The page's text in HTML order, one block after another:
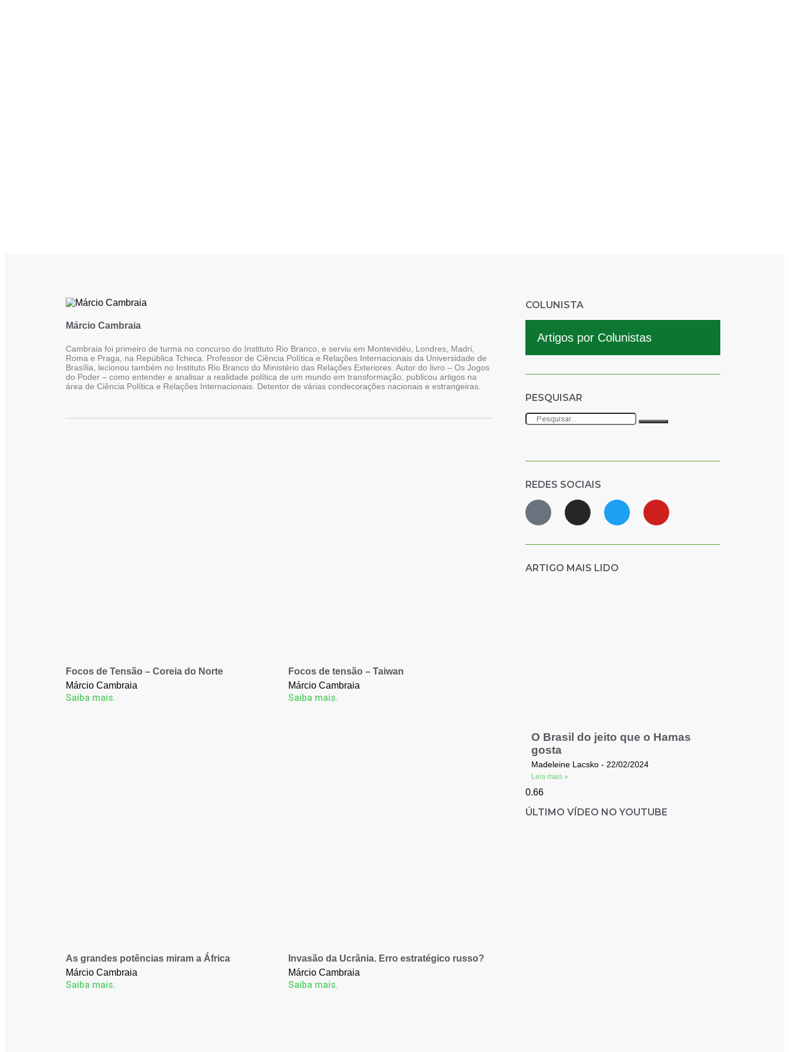
Márcio Cambraia
Cambraia foi primeiro de turma no concurso do Instituto Rio Branco, e serviu em Montevidéu, Londres, Madri,
Roma e Praga, na República Tcheca. Professor de Ciência Política e Relações Internacionais da Universidade de
Brasília, lecionou também no Instituto Rio Branco do Ministério das Relações Exteriores. Autor do livro – Os Jogos
do Poder – como entender e analisar a realidade política de um mundo em transformação, publicou artigos na
área de Ciência Política e Relações Internacionais. Detentor de várias condecorações nacionais e estrangeiras.
Focos de Tensão – Coreia do Norte
Márcio Cambraia
Saiba mais.
Focos de tensão – Taiwan
Márcio Cambraia
Saiba mais.
As grandes potências miram a África
Márcio Cambraia
Saiba mais.
Invasão da Ucrânia. Erro estratégico russo?
Márcio Cambraia
Saiba mais.
COLUNISTA
Artigos por Colunistas
PESQUISAR
REDES SOCIAIS
ARTIGO MAIS LIDO
O Brasil do jeito que o Hamas
gosta
Madeleine Lacsko 22/02/2024
Leia mais »
ÚLTIMO VÍDEO NO YOUTUBE